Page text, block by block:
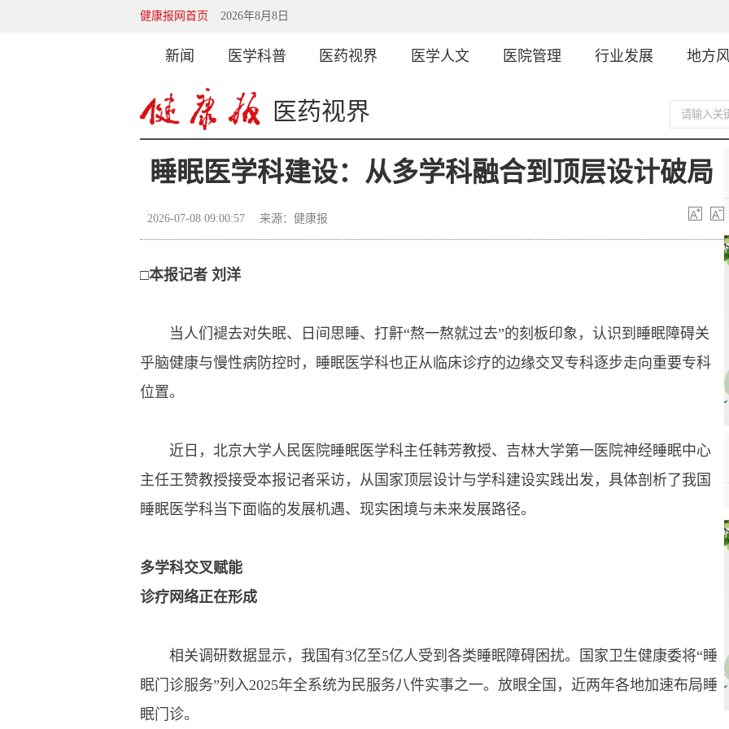
健康报网首页 2026年8月8日
新闻 医学科普 医药视界 医学人文 医院管理 行业发展 地方
医药视界
睡眠医学科建设：从多学科融合到顶层设计破局
2026-07-08 09:00:57 来源：健康报
□本报记者 刘洋
当人们褪去对失眠、日间思睡、打鼾“熬一熬就过去”的刻板印象，认识到睡眠障碍关
乎脑健康与慢性病防控时，睡眠医学科也正从临床诊疗的边缘交叉专科逐步走向重要专科
位置。
近日，北京大学人民医院睡眠医学科主任韩芳教授、吉林大学第一医院神经睡眠中心
主任王赞教授接受本报记者采访，从国家顶层设计与学科建设实践出发，具体剖析了我国
睡眠医学科当下面临的发展机遇、现实困境与未来发展路径。
多学科交叉赋能
诊疗网络正在形成
相关调研数据显示，我国有3亿至5亿人受到各类睡眠障碍困扰。国家卫生健康委将“睡
眠门诊服务”列入2025年全系统为民服务八件实事之一。放眼全国，近两年各地加速布局睡
眠门诊。